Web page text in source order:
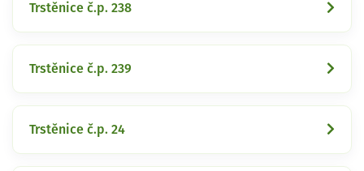
Trstěnice č.p. 238
Trstěnice č.p. 239
Trstěnice č.p. 24